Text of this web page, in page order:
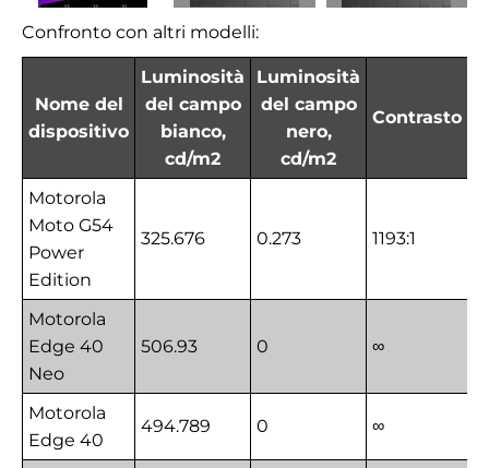
Confronto con altri modelli:
Nome del
dispositivo
Luminosità
del campo
bianco,
cd/m2
Luminosità
del campo
nero,
cd/m2
Contrasto
Motorola
Moto G54
Power
Edition
325.676 0.273 1193:1
Motorola
Edge 40
Neo
506.93 0 ∞
Motorola
Edge 40
494.789 0 ∞